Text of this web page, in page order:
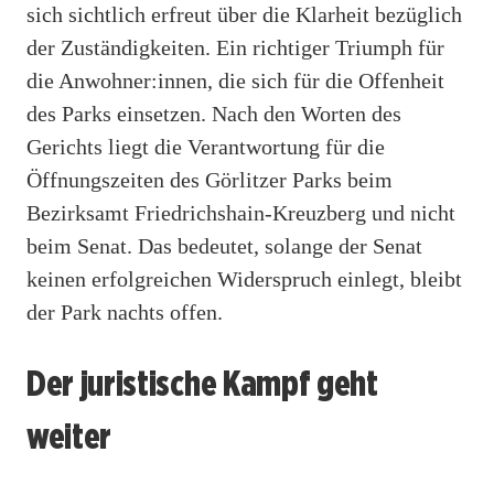
sich sichtlich erfreut über die Klarheit bezüglich
der Zuständigkeiten. Ein richtiger Triumph für
die Anwohner:innen, die sich für die Offenheit
des Parks einsetzen. Nach den Worten des
Gerichts liegt die Verantwortung für die
Öffnungszeiten des Görlitzer Parks beim
Bezirksamt Friedrichshain-Kreuzberg und nicht
beim Senat. Das bedeutet, solange der Senat
keinen erfolgreichen Widerspruch einlegt, bleibt
der Park nachts offen.
Der juristische Kampf geht
weiter